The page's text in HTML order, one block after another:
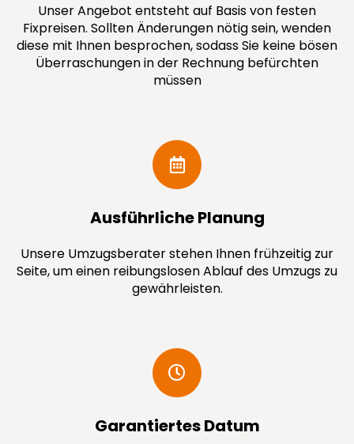
Unser Angebot entsteht auf Basis von festen
Fixpreisen. Sollten Änderungen nötig sein, wenden
diese mit Ihnen besprochen, sodass Sie keine bösen
Überraschungen in der Rechnung befürchten
müssen
Ausführ­liche Planung
Unsere Umzugsberater stehen Ihnen frühzeitig zur
Seite, um einen reibungslosen Ablauf des Umzugs zu
gewährleisten.
Garantiertes Datum